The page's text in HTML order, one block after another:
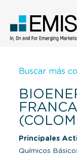
Buscar más
Principales
Químicos